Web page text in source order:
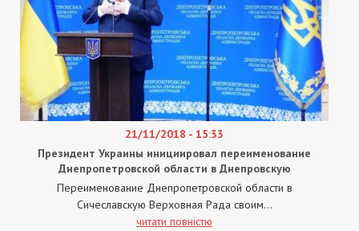
21/11/2018 - 15:33
Президент Украины инициировал переименование
Днепропетровской области в Днепровскую
Переименование Днепропетровской области в
Сичеславскую Верховная Рада своим...
читати повністю